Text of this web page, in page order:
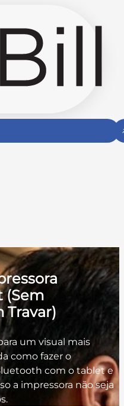
(Sem
Travar)
um visual mais
como fazer o
com o tablet e
a impressora não seja